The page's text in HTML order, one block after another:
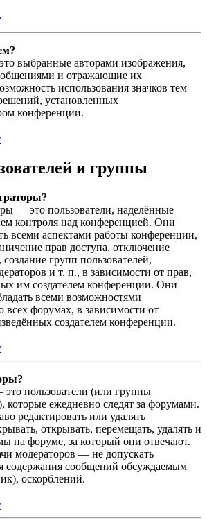
выбранные авторами изображения,
и отражающие их
использования значков тем
установленных
конференции.
и группы
— это пользователи, наделённые
контроля над конференцией. Они
всеми аспектами работы конференции,
прав доступа, отключение
создание групп пользователей,
и т. п., в зависимости от прав,
им создателем конференции. Они
всеми возможностями
всех форумах, в зависимости от
создателем конференции.
пользователи (или группы
которые ежедневно следят за форумами.
редактировать или удалять
открывать, перемещать, удалять и
на форуме, за который они отвечают.
модераторов — не допускать
содержания сообщений обсуждаемым
оскорблений.